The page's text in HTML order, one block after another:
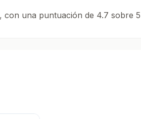
una puntuación de 4.7 sobre